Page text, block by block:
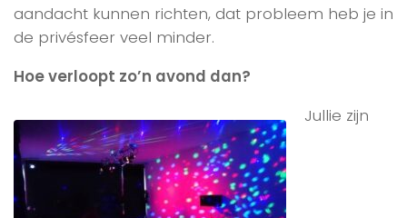
aandacht kunnen richten, dat probleem heb je in
de privésfeer veel minder.
Hoe verloopt zo’n avond dan?
Jullie zijn